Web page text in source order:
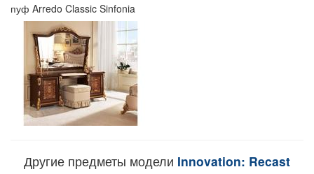
пуф Arredo Classic Sinfonia
Другие предметы модели Innovation: Recast